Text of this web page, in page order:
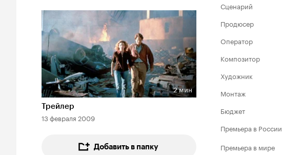
Длительность 2 мин
2 мин
Трейлер
13 февраля 2009
Добавить в папку
Сценарий
Продюсер
Оператор
Композитор
Художник
Монтаж
Бюджет
Премьера в России
Премьера в мире